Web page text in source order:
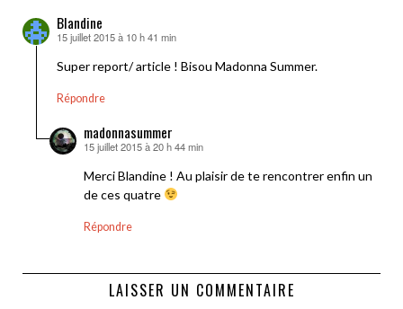
Blandine
dit :
15 juillet 2015 à 10 h 41 min
Super report/ article ! Bisou Madonna Summer.
Répondre
madonnasummer
dit :
15 juillet 2015 à 20 h 44 min
Merci Blandine ! Au plaisir de te rencontrer enfin un
de ces quatre
Répondre
LAISSER UN COMMENTAIRE